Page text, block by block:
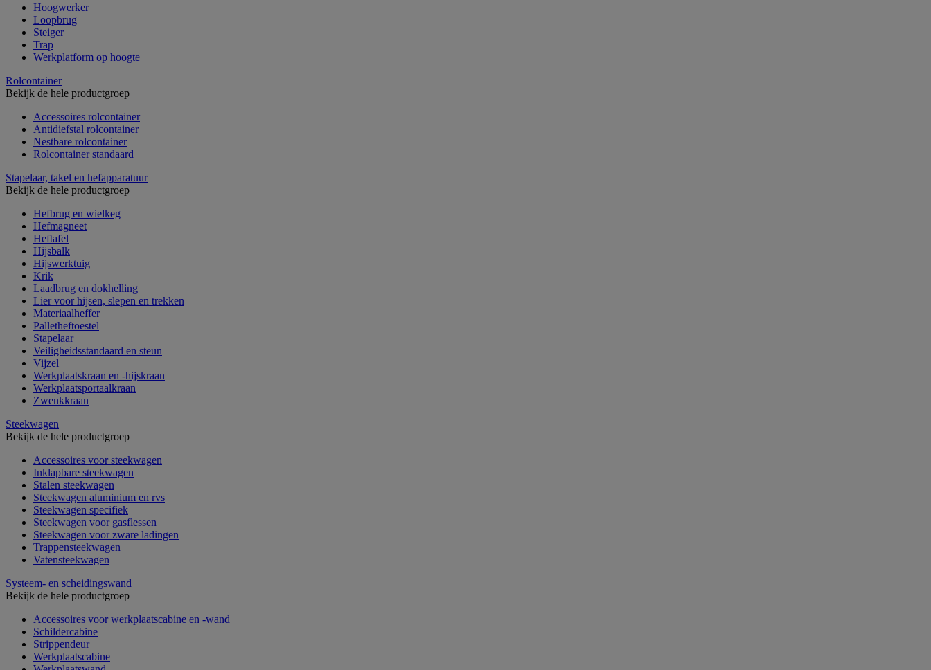
Hoogwerker
Loopbrug
Steiger
Trap
Werkplatform op hoogte
Rolcontainer
Bekijk de hele productgroep
Accessoires rolcontainer
Antidiefstal rolcontainer
Nestbare rolcontainer
Rolcontainer standaard
Stapelaar, takel en hefapparatuur
Bekijk de hele productgroep
Hefbrug en wielkeg
Hefmagneet
Heftafel
Hijsbalk
Hijswerktuig
Krik
Laadbrug en dokhelling
Lier voor hijsen, slepen en trekken
Materiaalheffer
Palletheftoestel
Stapelaar
Veiligheidsstandaard en steun
Vijzel
Werkplaatskraan en -hijskraan
Werkplaatsportaalkraan
Zwenkkraan
Steekwagen
Bekijk de hele productgroep
Accessoires voor steekwagen
Inklapbare steekwagen
Stalen steekwagen
Steekwagen aluminium en rvs
Steekwagen specifiek
Steekwagen voor gasflessen
Steekwagen voor zware ladingen
Trappensteekwagen
Vatensteekwagen
Systeem- en scheidingswand
Bekijk de hele productgroep
Accessoires voor werkplaatscabine en -wand
Schildercabine
Strippendeur
Werkplaatscabine